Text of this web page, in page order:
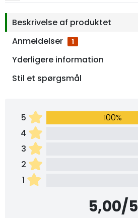
Beskrivelse af produktet
Anmeldelser
1
Yderligere information
Stil et spørgsmål
5 100%
4
3
2
1
5,00/5